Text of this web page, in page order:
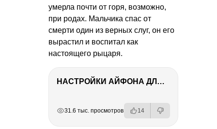
умерла почти от горя, возможно,
при родах. Мальчика спас от
смерти один из верных слуг, он его
вырастил и воспитал как
настоящего рыцаря.
НАСТРОЙКИ АЙФОНА ДЛЯ ФОТО И ВИДЕО
31.6 тыс. просмотров 14